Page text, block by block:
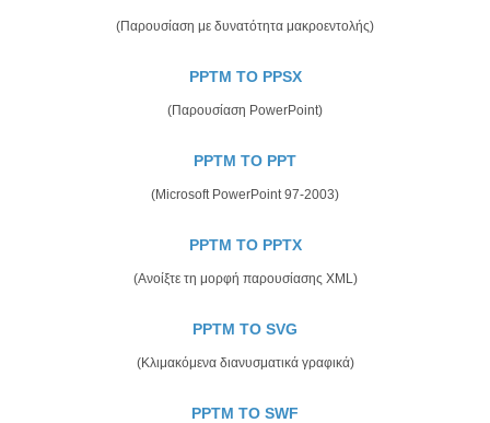
(Παρουσίαση με δυνατότητα μακροεντολής)
PPTM TO PPSX
(Παρουσίαση PowerPoint)
PPTM TO PPT
(Microsoft PowerPoint 97-2003)
PPTM TO PPTX
(Ανοίξτε τη μορφή παρουσίασης XML)
PPTM TO SVG
(Κλιμακόμενα διανυσματικά γραφικά)
PPTM TO SWF